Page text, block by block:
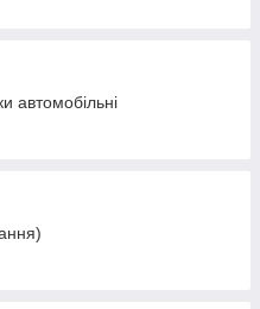
автомобільні